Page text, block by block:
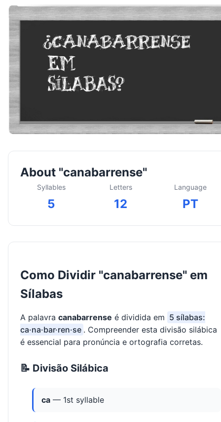
About "canabarrense"
Syllables
5
Letters
12
Language
PT
Como Dividir "canabarrense" em
Sílabas
A palavra canabarrense é dividida em 5 sílabas:
ca·na·bar·ren·se . Compreender esta divisão silábica
é essencial para pronúncia e ortografia corretas.
📝 Divisão Silábica
ca — 1st syllable